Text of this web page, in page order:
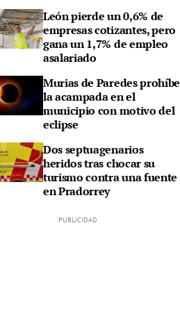
León pierde un 0,6% de
empresas cotizantes, pero
gana un 1,7% de empleo
asalariado
Murias de Paredes prohíbe
la acampada en el
municipio con motivo del
eclipse
Dos septuagenarios
heridos tras chocar su
turismo contra una fuente
en Pradorrey